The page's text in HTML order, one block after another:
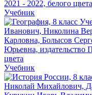
Учебник
Учебник